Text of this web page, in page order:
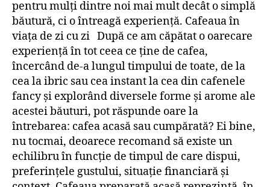
pentru mulți dintre noi mai mult decât o simplă
băutură, ci o întreagă experiență. Cafeaua în
viața de zi cu zi După ce am căpătat o oarecare
experiență în tot ceea ce ține de cafea,
încercând de-a lungul timpului de toate, de la
cea la ibric sau cea instant la cea din cafenele
fancy și explorând diversele forme și arome ale
acestei băuturi, pot răspunde oare la
întrebarea: cafea acasă sau cumpărată? Ei bine,
nu tocmai, deoarece recomand să existe un
echilibru în funcție de timpul de care dispui,
preferințele gustului, situație financiară și